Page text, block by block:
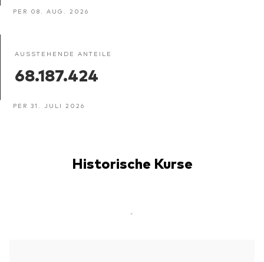
PER 08. AUG. 2026
AUSSTEHENDE ANTEILE
68.187.424
PER 31. JULI 2026
Historische Kurse
-